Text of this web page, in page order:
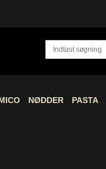
NØDDER PASTA